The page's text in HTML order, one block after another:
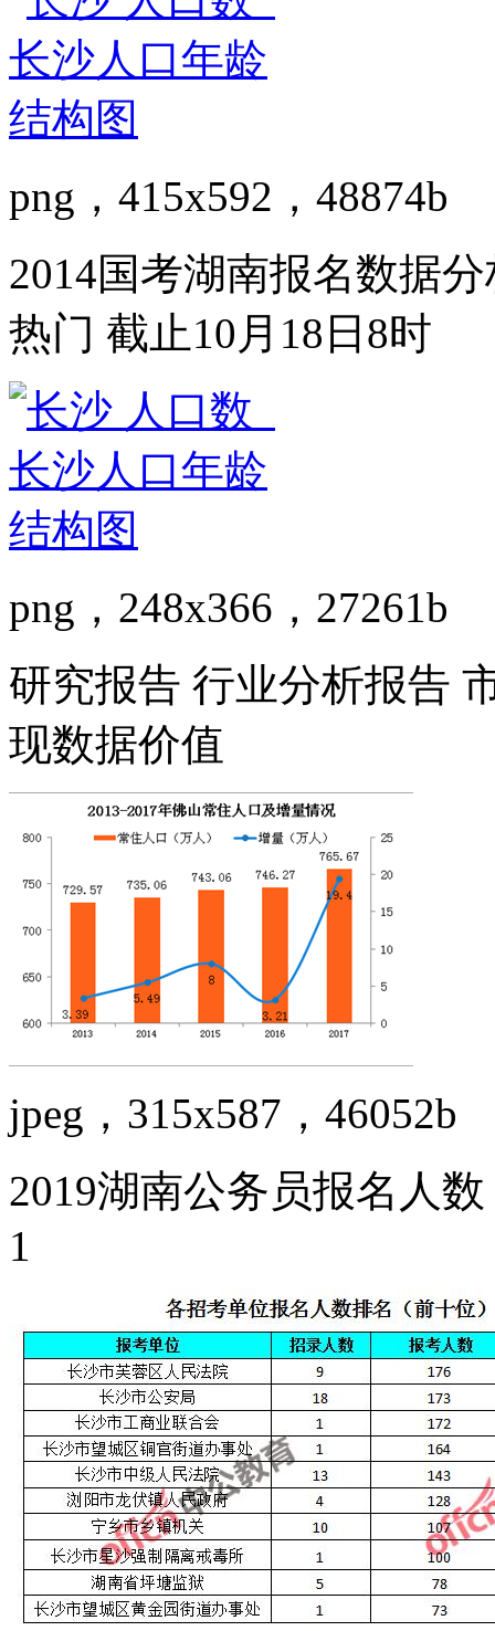
png，415x592，48874b
2014国考湖南报名数据
热门 截止10月18日8时
png，248x366，27261b
研究报告 行业分析报告
现数据价值
jpeg，315x587，46052b
2019湖南公务员报名人
1